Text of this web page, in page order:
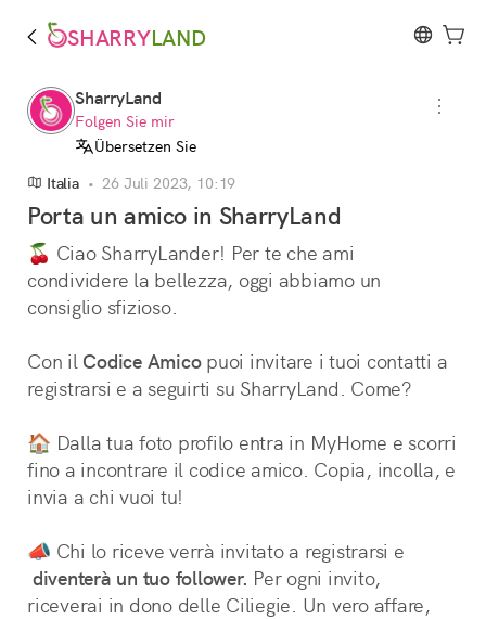
SHARRYLAND
SharryLand
Folgen Sie mir
Übersetzen Sie
Italia•26 Juli 2023, 10:19
Porta un amico in SharryLand
🍒 Ciao SharryLander! Per te che ami
condividere la bellezza, oggi abbiamo un
consiglio sfizioso.
Con il Codice Amico puoi invitare i tuoi contatti a
registrarsi e a seguirti su SharryLand. Come?
🏠️ Dalla tua foto profilo entra in MyHome e scorri
fino a incontrare il codice amico. Copia, incolla, e
invia a chi vuoi tu!
📣 Chi lo riceve verrà invitato a registrarsi e
diventerà un tuo follower. Per ogni invito,
riceverai in dono delle Ciliegie. Un vero affare,